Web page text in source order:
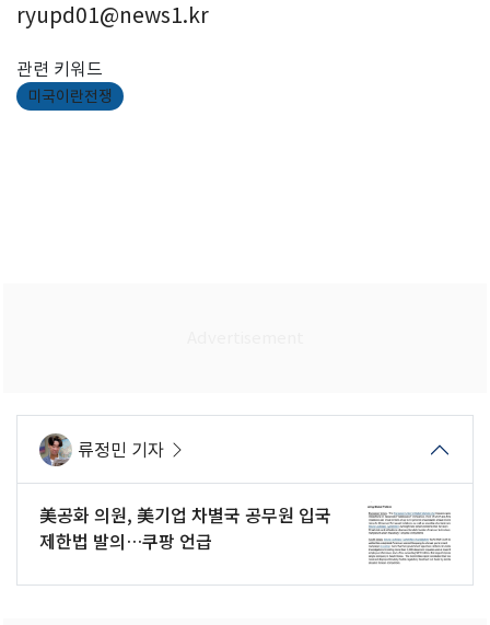
ryupd01@news1.kr
관련 키워드
미국이란전쟁
류정민 기자
美공화 의원, 美기업 차별국 공무원 입국
제한법 발의…쿠팡 언급